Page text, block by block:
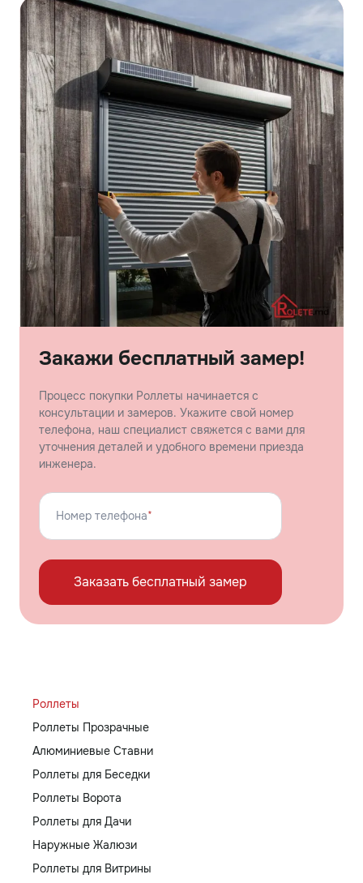
Закажи бесплатный замер!
Процесс покупки Роллеты начинается с
консультации и замеров. Укажите свой номер
телефона, наш специалист свяжется с вами для
уточнения деталей и удобного времени приезда
инженера.
Номер телефона*
Заказать бесплатный замер
Роллеты
Роллеты Прозрачные
Алюминиевые Ставни
Роллеты для Беседки
Роллеты Ворота
Роллеты для Дачи
Наружные Жалюзи
Роллеты для Витрины